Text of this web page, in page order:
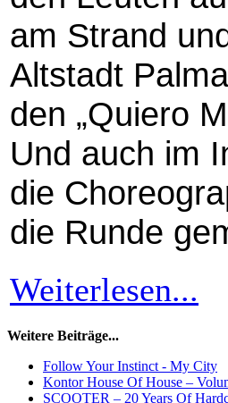
am Strand
Altstadt
den „Quiero
Und auch im
die
die Runde
Weiterlesen...
Weitere Beiträge...
Follow Your Instinct - My City
Kontor House Of House –
SCOOTER – 20 Years Of